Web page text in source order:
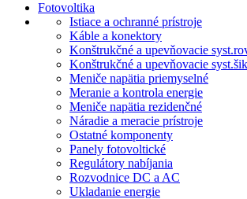
Fotovoltika
Istiace a ochranné prístroje
Káble a konektory
Konštrukčné a upevňovacie
Konštrukčné a upevňovacie
Meniče napätia priemyselné
Meranie a kontrola energie
Meniče napätia rezidenčné
Náradie a meracie prístroje
Ostatné komponenty
Panely fotovoltické
Regulátory nabíjania
Rozvodnice DC a AC
Ukladanie energie